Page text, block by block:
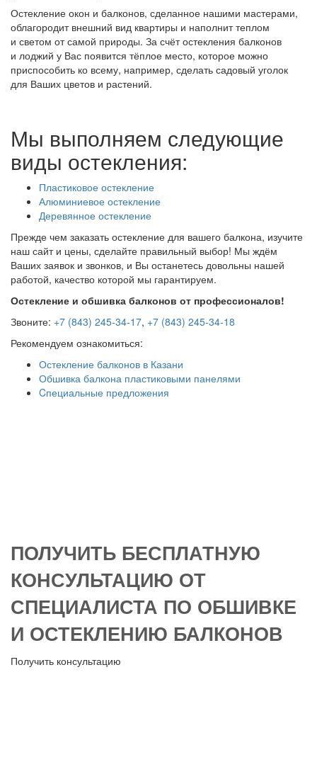
Остекление окон и балконов, сделанное нашими мастерами,
облагородит внешний вид квартиры и наполнит теплом
и светом от самой природы. За счёт остекления балконов
и лоджий у Вас появится тёплое место, которое можно
приспособить ко всему, например, сделать садовый уголок
для Ваших цветов и растений.
Мы выполняем следующие
виды остекления:
Пластиковое остекление
Алюминиевое остекление
Деревянное остекление
Прежде чем заказать остекление для вашего балкона, изучите
наш сайт и цены, сделайте правильный выбор! Мы ждём
Ваших заявок и звонков, и Вы останетесь довольны нашей
работой, качество которой мы гарантируем.
Остекление и обшивка балконов от профессионалов!
Звоните: +7 (843) 245-34-17, +7 (843) 245-34-18
Рекомендуем ознакомиться:
Остекление балконов в Казани
Обшивка балкона пластиковыми панелями
Cпециальные предложения
ПОЛУЧИТЬ БЕСПЛАТНУЮ
КОНСУЛЬТАЦИЮ ОТ
СПЕЦИАЛИСТА ПО ОБШИВКЕ
И ОСТЕКЛЕНИЮ БАЛКОНОВ
Получить консультацию